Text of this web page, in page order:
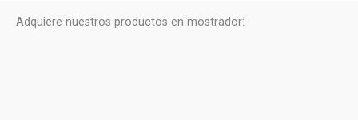
Adquiere nuestros productos en mostrador: